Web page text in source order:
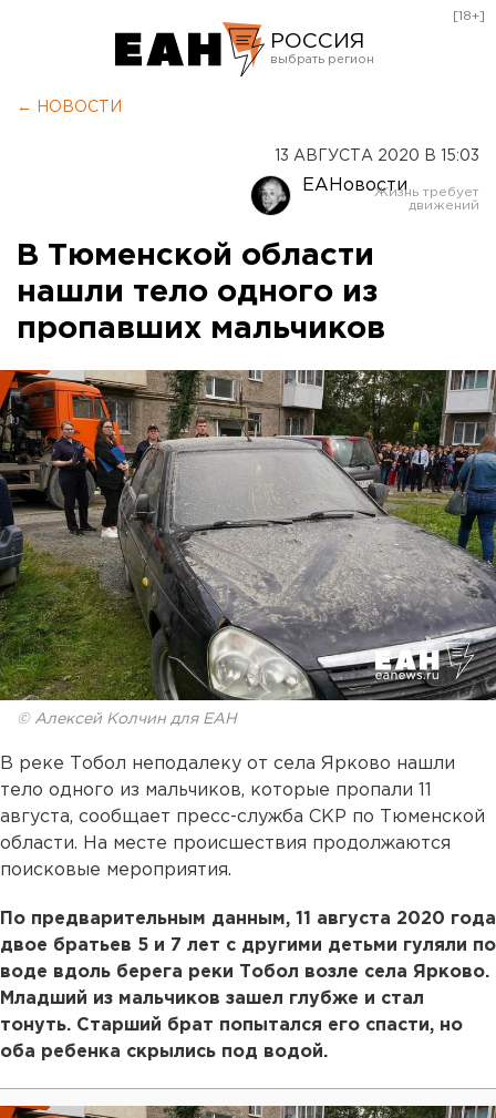
РОССИЯ
Оренбург
[18+]
← НОВОСТИ
13 АВГУСТА 2020 В 15:03
ЕАНовости
В Тюменской области
нашли тело одного из
пропавших мальчиков
© Алексей Колчин для ЕАН
В реке Тобол неподалеку от села Ярково нашли
тело одного из мальчиков, которые пропали 11
августа, сообщает пресс-служба СКР по Тюменской
области. На месте происшествия продолжаются
поисковые мероприятия.
По предварительным данным, 11 августа 2020 года
двое братьев 5 и 7 лет с другими детьми гуляли по
воде вдоль берега реки Тобол возле села Ярково.
Младший из мальчиков зашел глубже и стал
тонуть. Старший брат попытался его спасти, но
оба ребенка скрылись под водой.